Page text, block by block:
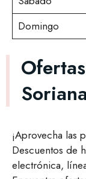
Domingo
¡Aprovecha las
Descuentos de
electrónica,